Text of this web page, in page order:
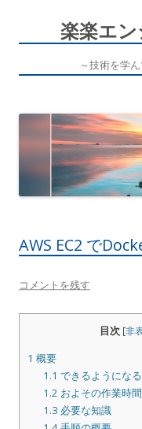
楽楽エ
～技術を学
AWS EC2 で
コメントを残す
目次 [非
1 概要
1.1 できるようにな
1.2 およその作業時間
1.3 必要な知識